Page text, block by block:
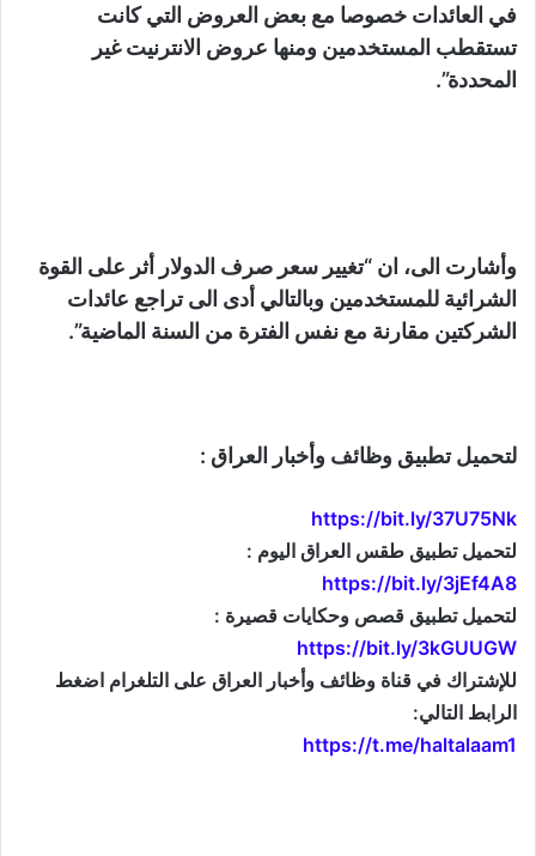
في العائدات خصوصا مع بعض العروض التي كانت
تستقطب المستخدمين ومنها عروض الانترنيت غير
المحددة”.
وأشارت الى، ان “تغيير سعر صرف الدولار أثر على القوة
الشرائية للمستخدمين وبالتالي أدى الى تراجع عائدات
الشركتين مقارنة مع نفس الفترة من السنة الماضية”.
لتحميل تطبيق وظائف وأخبار العراق :
https://bit.ly/37U75Nk
لتحميل تطبيق طقس العراق اليوم :
https://bit.ly/3jEf4A8
لتحميل تطبيق قصص وحكايات قصيرة :
https://bit.ly/3kGUUGW
للإشتراك في قناة وظائف وأخبار العراق على التلغرام اضغط
الرابط التالي:
https://t.me/haltalaam1